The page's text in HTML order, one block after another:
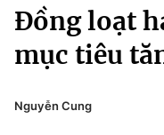
Chuyên mục
Chính trị
Kinh tế
Thể thao
Truyền hình
Y tế
Đồng loạt
mục tiêu
Nguyễn Cung